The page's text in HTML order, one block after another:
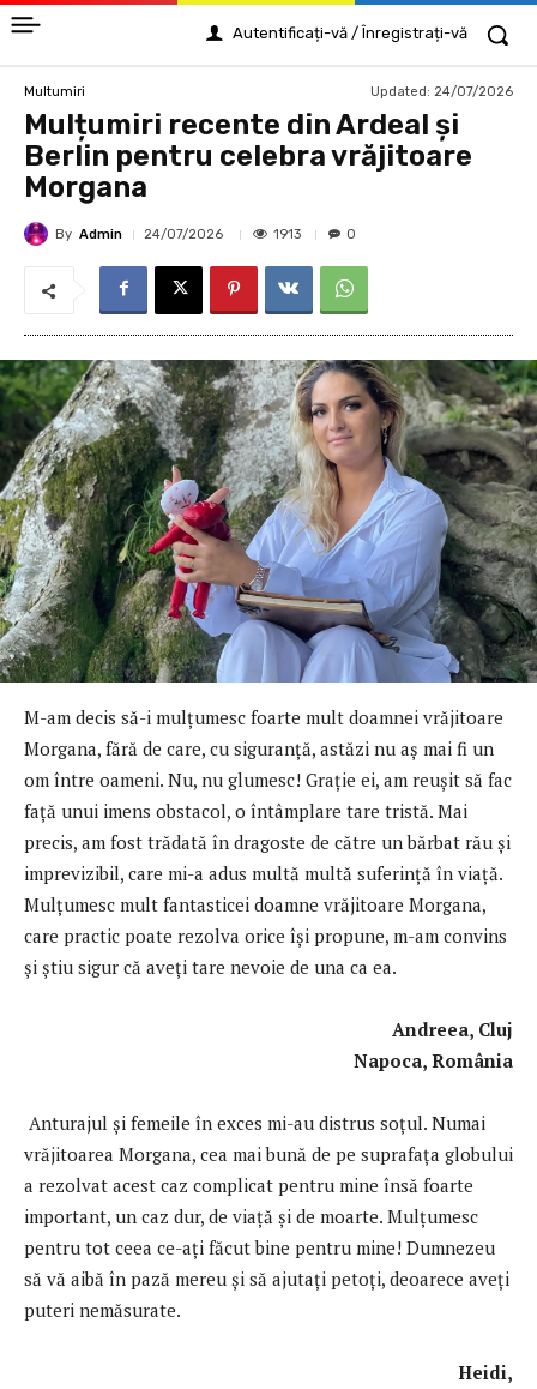
Autentificați-vă / Înregistrați-vă
Multumiri Updated: 24/07/2026
Mulțumiri recente din Ardeal și
Berlin pentru celebra vrăjitoare
Morgana
By Admin 24/07/2026 1913 0
M-am decis să-i mulţumesc foarte mult doamnei vrăjitoare
Morgana, fără de care, cu siguranţă, astăzi nu aş mai fi un
om între oameni. Nu, nu glumesc! Graţie ei, am reuşit să fac
față unui imens obstacol, o întâmplare tare tristă. Mai
precis, am fost trădată în dragoste de către un bărbat rău şi
imprevizibil, care mi-a adus multă multă suferinţă în viaţă.
Mulţumesc mult fantasticei doamne vrăjitoare Morgana,
care practic poate rezolva orice își propune, m-am convins
și știu sigur că aveți tare nevoie de una ca ea.
Andreea, Cluj
Napoca, România
Anturajul și femeile în exces mi-au distrus soțul. Numai
vrăjitoarea Morgana, cea mai bună de pe suprafața globului
a rezolvat acest caz complicat pentru mine însă foarte
important, un caz dur, de viață și de moarte. Mulţumesc
pentru tot ceea ce-aţi făcut bine pentru mine! Dumnezeu
să vă aibă în pază mereu și să ajutați petoți, deoarece aveți
puteri nemăsurate.
Heidi,